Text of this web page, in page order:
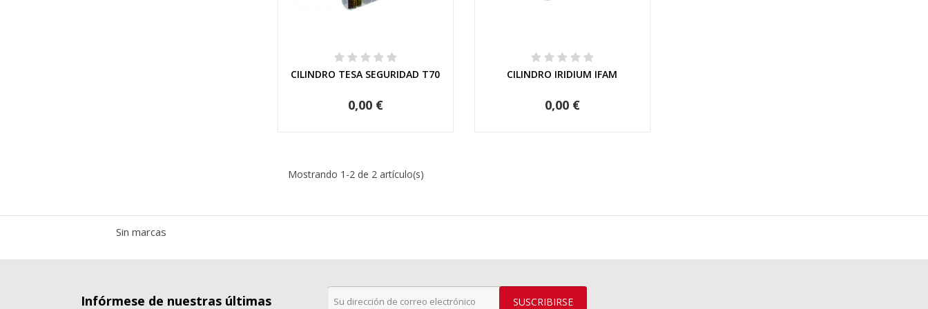
Crear nueva lista
Vista rápida
CILINDRO TESA SEGURIDAD T70
0,00 €
Vista rápida
CILINDRO IRIDIUM IFAM
0,00 €
Mostrando 1-2 de 2 artículo(s)
Sin marcas
Infórmese de nuestras últimas